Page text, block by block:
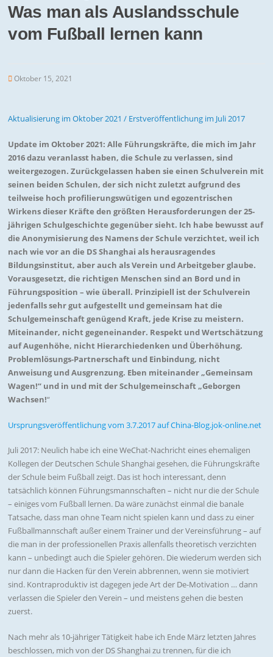
Was man als Auslandsschule
vom Fußball lernen kann
Oktober 15, 2021
Aktualisierung im Oktober 2021 / Erstveröffentlichung im Juli 2017
Update im Oktober 2021: Alle Führungskräfte, die mich im Jahr
2016 dazu veranlasst haben, die Schule zu verlassen, sind
weitergezogen. Zurückgelassen haben sie einen Schulverein mit
seinen beiden Schulen, der sich nicht zuletzt aufgrund des
teilweise hoch profilierungswütigen und egozentrischen
Wirkens dieser Kräfte den größten Herausforderungen der 25-
jährigen Schulgeschichte gegenüber sieht. Ich habe bewusst auf
die Anonymisierung des Namens der Schule verzichtet, weil ich
nach wie vor an die DS Shanghai als herausragendes
Bildungsinstitut, aber auch als Verein und Arbeitgeber glaube.
Vorausgesetzt, die richtigen Menschen sind an Bord und in
Führungsposition – wie überall. Prinzipiell ist der Schulverein
jedenfalls sehr gut aufgestellt und gemeinsam hat die
Schulgemeinschaft genügend Kraft, jede Krise zu meistern.
Miteinander, nicht gegeneinander. Respekt und Wertschätzung
auf Augenhöhe, nicht Hierarchiedenken und Überhöhung.
Problemlösungs-Partnerschaft und Einbindung, nicht
Anweisung und Ausgrenzung. Eben miteinander „Gemeinsam
Wagen!“ und in und mit der Schulgemeinschaft „Geborgen
Wachsen!“
Ursprungsveröffentlichung vom 3.7.2017 auf China-Blog.jok-online.net
Juli 2017: Neulich habe ich eine WeChat-Nachricht eines ehemaligen
Kollegen der Deutschen Schule Shanghai gesehen, die Führungskräfte
der Schule beim Fußball zeigt. Das ist hoch interessant, denn
tatsächlich können Führungsmannschaften – nicht nur die der Schule
– einiges vom Fußball lernen. Da wäre zunächst einmal die banale
Tatsache, dass man ohne Team nicht spielen kann und dass zu einer
Fußballmannschaft außer einem Trainer und der Vereinsführung – auf
die man in der professionellen Praxis allenfalls theoretisch verzichten
kann – unbedingt auch die Spieler gehören. Die wiederum werden sich
nur dann die Hacken für den Verein abbrennen, wenn sie motiviert
sind. Kontraproduktiv ist dagegen jede Art der De-Motivation … dann
verlassen die Spieler den Verein – und meistens gehen die besten
zuerst.
Nach mehr als 10-jähriger Tätigkeit habe ich Ende März letzten Jahres
beschlossen, mich von der DS Shanghai zu trennen, für die ich